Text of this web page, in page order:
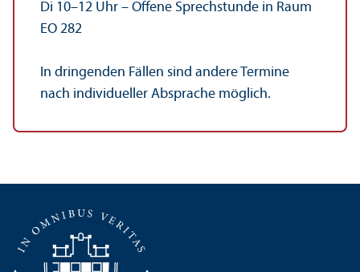
Di 10–12 Uhr – Offene Sprechstunde in Raum
EO 282
In dringenden Fällen sind andere Termine
nach individueller Absprache möglich.